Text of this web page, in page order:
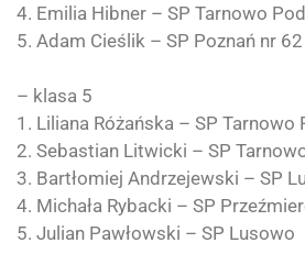
4. Emilia Hibner – SP Tarnowo
5. Adam Cieślik – SP Poznań nr 62
– klasa 5
1. Liliana Różańska – SP Tarnowo
2. Sebastian Litwicki – SP
3. Bartłomiej Andrzejewski – SP
4. Michała Rybacki – SP
5. Julian Pawłowski – SP Lusowo